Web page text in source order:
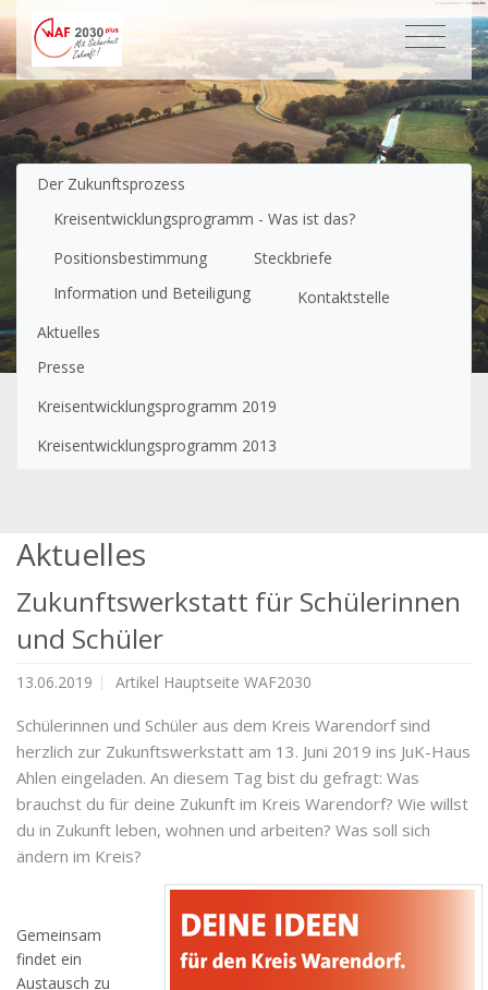
Untermenüpunkte im aktuellen Bereich
Der Zukunftsprozess
Kreisent­wicklungs­programm - Was ist das?
Positionsbestimmung
Steckbriefe
Information und Beteiligung
Kontaktstelle
Aktuelles
Presse
Kreisentwicklungsprogramm 2019
Kreisentwicklungsprogramm 2013
Aktuelles
Zukunftswerkstatt für Schülerinnen
und Schüler
13.06.2019 Artikel Hauptseite WAF2030
Schülerinnen und Schüler aus dem Kreis Warendorf sind
herzlich zur Zukunftswerkstatt am 13. Juni 2019 ins JuK-Haus
Ahlen eingeladen. An diesem Tag bist du gefragt: Was
brauchst du für deine Zukunft im Kreis Warendorf? Wie willst
du in Zukunft leben, wohnen und arbeiten? Was soll sich
ändern im Kreis?
Gemeinsam
findet ein
Austausch zu